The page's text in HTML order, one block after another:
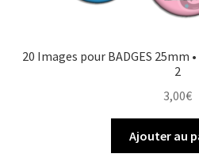
20 Images pour BADGES 25mm •
2
3,00€
Ajouter au